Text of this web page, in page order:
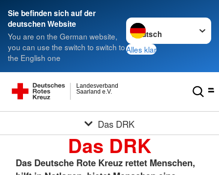
Sie befinden sich auf der
deutschen Website
You are on the German website,
you can use the switch to switch to
the English one
Sprache wechseln zu
Alles klar
Saarland e.V.
Landesverband
Das DRK
Das DRK
Das Deutsche Rote Kreuz rettet Menschen,